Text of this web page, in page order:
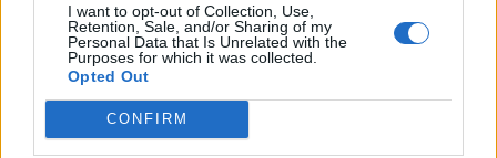
I want to opt-out of Collection, Use,
Retention, Sale, and/or Sharing of my
Personal Data that Is Unrelated with the
Purposes for which it was collected.
Opted Out
CONFIRM
Liget
Krónika
Bihari Napló
Erdélyi Napló
Főtér